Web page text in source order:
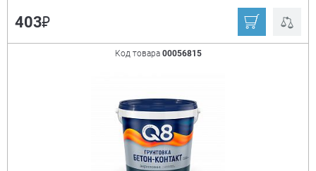
403₽
Код товара 00056815